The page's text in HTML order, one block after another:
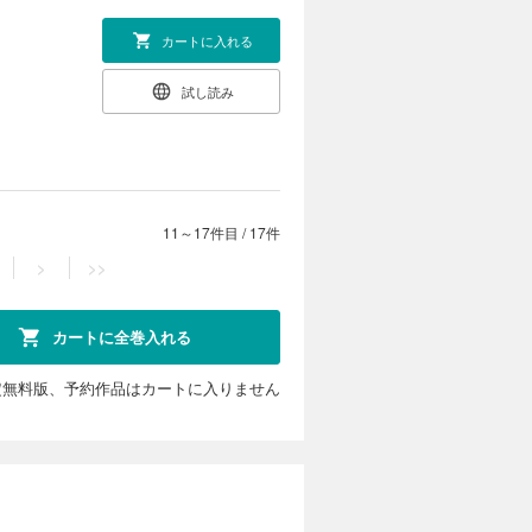
カートに入れる
試し読み
11～17件目 /17件
> >>
カートに全巻入れる
料版、予約作品はカートに入りません